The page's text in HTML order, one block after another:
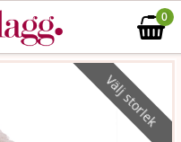
0
Välj storlek